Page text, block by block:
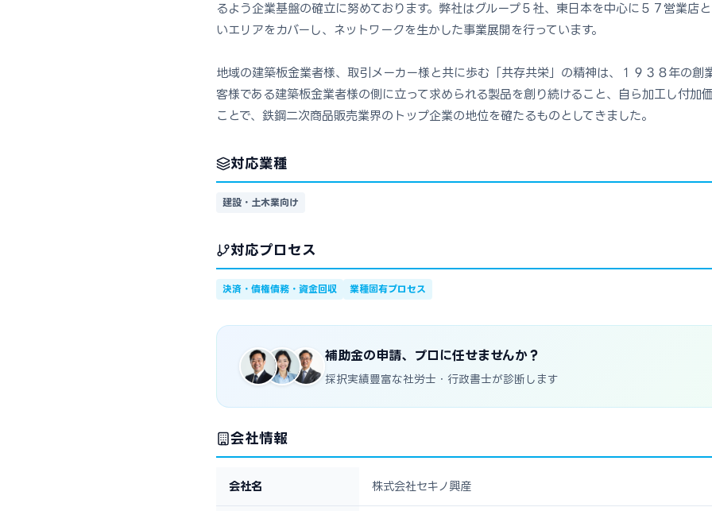
るよう企業基盤の確立に努めております。弊社はグループ５社、東日本を中心に５７営業店
いエリアをカバーし、ネットワークを生かした事業展開を行っています。
地域の建築板金業者様、取引メーカー様と共に歩む「共存共栄」の精神は、１９３８年の創
客様である建築板金業者様の側に立って求められる製品を創り続けること、自ら加工し付加
ことで、鉄鋼二次商品販売業界のトップ企業の地位を確たるものとしてきました。
対応業種
建設・土木業向け
対応プロセス
決済・債権債務・資金回収 業種固有プロセス
補助金の申請、プロに任せませんか？
採択実績豊富な社労士・行政書士が診断します
会社情報
会社名 株式会社セキノ興産